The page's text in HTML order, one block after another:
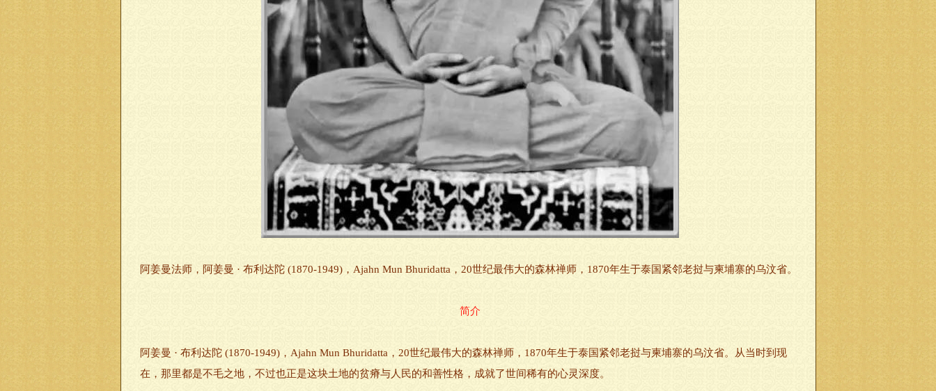
阿姜曼法师，阿姜曼 · 布利达陀 (1870-1949)，Ajahn Mun Bhuridatta，20世纪最伟大的森林禅师，1870年生于泰国紧邻老挝与柬埔寨的乌汶省。
简介
阿姜曼 · 布利达陀 (1870-1949)，Ajahn Mun Bhuridatta，20世纪最伟大的森林禅师，1870年生于泰国紧邻老挝与柬埔寨的乌汶省。从当时到现
在，那里都是不毛之地，不过也正是这块土地的贫瘠与人民的和善性格，成就了世间稀有的心灵深度。